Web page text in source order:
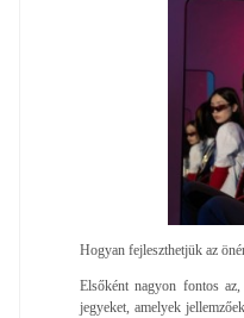
Hogyan fejleszthetjük az
Elsőként nagyon fontos
jegyeket, amelyek